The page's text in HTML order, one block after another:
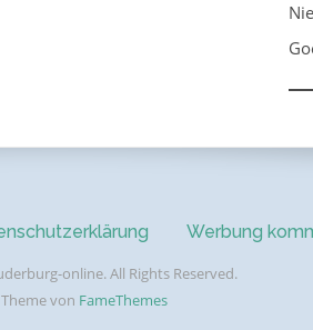
Werbung
online. All Rights Reserved.
von FameThemes